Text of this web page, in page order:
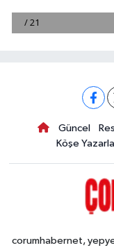
Güncel
Köşe
corumhabernet,